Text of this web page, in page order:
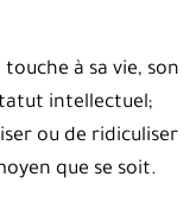
à sa vie, son
intellectuel;
ou de ridiculiser
que se soit.